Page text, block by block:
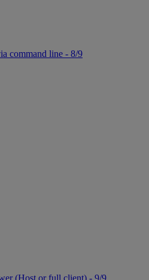
command line - 8/9
(Host or full client) - 9/9